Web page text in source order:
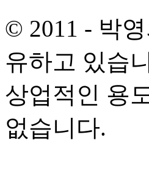
© 2011 - 박
유하고 있습
상업적인 용
없습니다.